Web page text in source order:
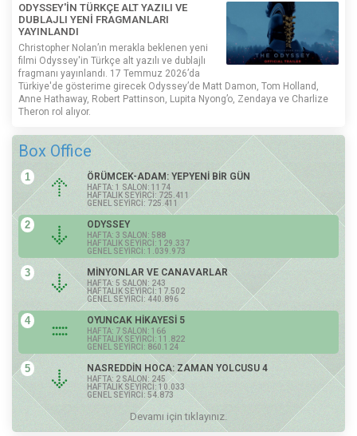
ODYSSEY'İN TÜRKÇE ALT YAZILI VE
DUBLAJLI YENİ FRAGMANLARI
YAYINLANDI
Christopher Nolan’ın merakla beklenen yeni
filmi Odyssey'in Türkçe alt yazılı ve dublajlı
fragmanı yayınlandı. 17 Temmuz 2026’da
Türkiye'de gösterime girecek Odyssey’de Matt Damon, Tom Holland,
Anne Hathaway, Robert Pattinson, Lupita Nyong’o, Zendaya ve Charlize
Theron rol alıyor.
Box Office
1 ÖRÜMCEK-ADAM: YEPYENİ BİR GÜN
HAFTA: 1 SALON: 1174
HAFTALIK SEYİRCİ: 725.411
GENEL SEYİRCİ: 725.411
2 ODYSSEY
HAFTA: 3 SALON: 588
HAFTALIK SEYİRCİ: 129.337
GENEL SEYİRCİ: 1.039.973
3 MİNYONLAR VE CANAVARLAR
HAFTA: 5 SALON: 243
HAFTALIK SEYİRCİ: 17.502
GENEL SEYİRCİ: 440.896
4 OYUNCAK HİKAYESİ 5
HAFTA: 7 SALON: 166
HAFTALIK SEYİRCİ: 11.822
GENEL SEYİRCİ: 860.124
5 NASREDDİN HOCA: ZAMAN YOLCUSU 4
HAFTA: 2 SALON: 245
HAFTALIK SEYİRCİ: 10.033
GENEL SEYİRCİ: 54.873
Devamı için tıklayınız.